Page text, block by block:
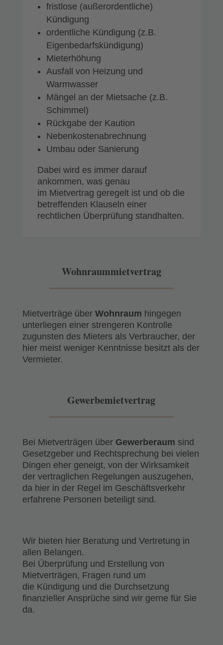
fristlose (außerordentliche)
Kündigung
ordentliche Kündigung (z.B.
Eigenbedarfskündigung)
Mieterhöhung
Ausfall von Heizung und
Warmwasser
Mängel an der Mietsache (z.B.
Schimmel)
Rückgabe der Kaution
Nebenkostenabrechnung
Umbau oder Sanierung
Dabei wird es immer darauf
ankommen, was genau
im Mietvertrag geregelt ist und ob die
betreffenden Klauseln einer
rechtlichen Überprüfung standhalten.
Wohnraummietvertrag
Mietverträge über Wohnraum hingegen
unterliegen einer strengeren Kontrolle
zugunsten des Mieters als Verbraucher, der
hier meist weniger Kenntnisse besitzt als der
Vermieter.
Gewerbemietvertrag
Bei Mietverträgen über Gewerberaum sind
Gesetzgeber und Rechtsprechung bei vielen
Dingen eher geneigt, von der Wirksamkeit
der vertraglichen Regelungen auszugehen,
da hier in der Regel im Geschäftsverkehr
erfahrene Personen beteiligt sind.
Wir bieten hier Beratung und Vertretung in
allen Belangen.
Bei Überprüfung und Erstellung von
Mietverträgen, Fragen rund um
die Kündigung und die Durchsetzung
finanzieller Ansprüche sind wir gerne für Sie
da.